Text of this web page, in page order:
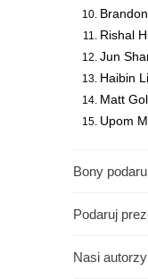
Rishal
Jun
Haibin Li
Matt
Upom
Bony
Podaruj
Nasi